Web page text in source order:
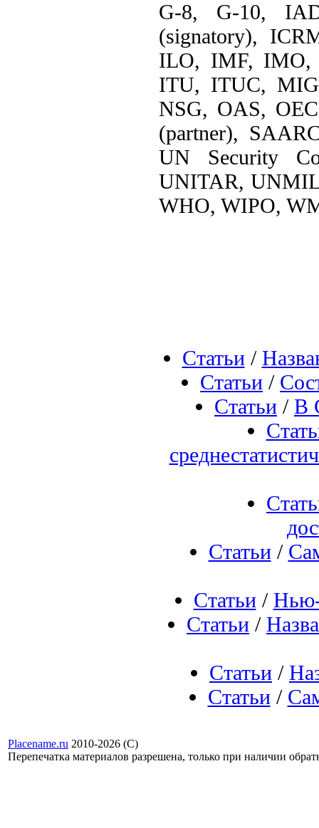
G-8, G-10,
(signatory),
ILO, IMF, IMO,
ITU, ITUC,
NSG, OAS,
(partner),
UN Security
UNITAR,
WHO, WIPO,
Статьи/
Статьи /
Статьи / В
Статьи/
Статьи/
Статьи /
Статьи /
Статьи/
Placename.ru 2010-2026 (С)
Перепечатка материалов разрешена, только при наличии